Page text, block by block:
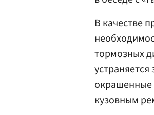
В качестве
тормозных
окрашенные
кузовным